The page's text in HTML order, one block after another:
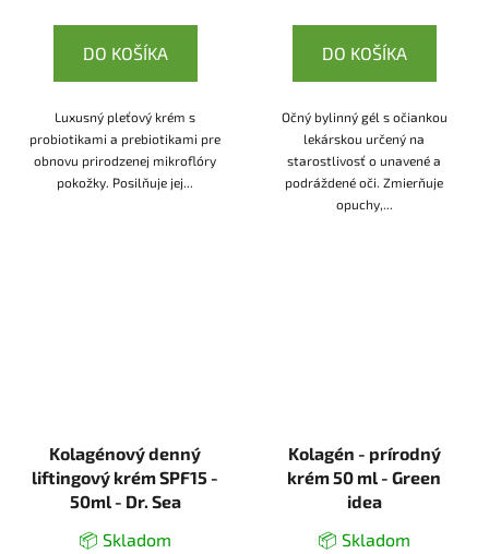
DO KOŠÍKA
Luxusný pleťový krém s
probiotikami a prebiotikami pre
obnovu prirodzenej mikroflóry
pokožky. Posilňuje jej...
DO KOŠÍKA
Očný bylinný gél s očiankou
lekárskou určený na
starostlivosť o unavené a
podráždené oči. Zmierňuje
opuchy,...
Kolagénový denný
liftingový krém SPF15 -
50ml - Dr. Sea
📦 Skladom
Kolagén - prírodný
krém 50 ml - Green
idea
📦 Skladom